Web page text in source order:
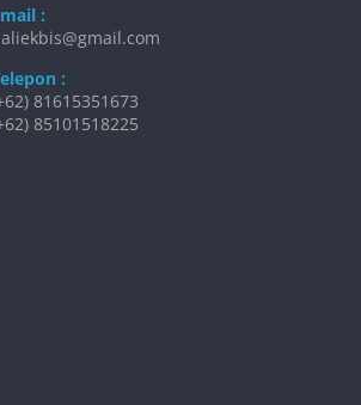
:
:
81615351673
85101518225